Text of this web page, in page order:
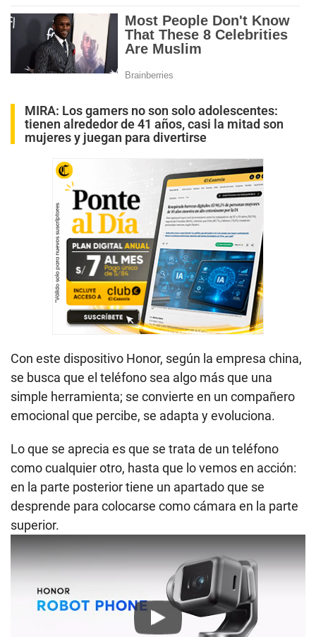
MIRA: Los gamers no son solo adolescentes:
tienen alrededor de 41 años, casi la mitad son
mujeres y juegan para divertirse
Con este dispositivo Honor, según la empresa china,
se busca que el teléfono sea algo más que una
simple herramienta; se convierte en un compañero
emocional que percibe, se adapta y evoluciona.
Lo que se aprecia es que se trata de un teléfono
como cualquier otro, hasta que lo vemos en acción:
en la parte posterior tiene un apartado que se
desprende para colocarse como cámara en la parte
superior.
Play